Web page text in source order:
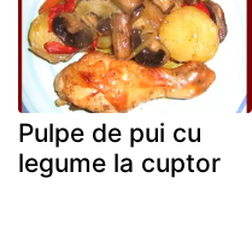
Pulpe de pui cu
legume la cuptor